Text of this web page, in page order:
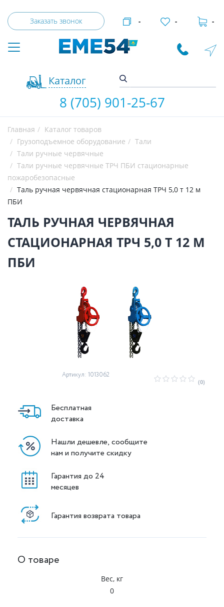
Заказать звонок
Каталог
- - -
8 (705) 901-25-67
Главная
Каталог товаров
Грузоподъемное оборудование
Тали
Тали ручные червячные
Тали ручные червячные ТРЧ ПБИ стационарные
пожаробезопасные
Таль ручная червячная стационарная ТРЧ 5,0 т 12 м
ПБИ
ТАЛЬ РУЧНАЯ ЧЕРВЯЧНАЯ
СТАЦИОНАРНАЯ ТРЧ 5,0 Т 12 М
ПБИ
Артикул: 1013062
(0)
Бесплатная
доставка
Нашли дешевле, сообщите
нам и получите скидку
Гарантия до 24
месяцев
Гарантия возврата товара
О товаре
Вес, кг
0